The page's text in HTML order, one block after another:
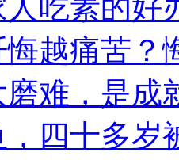
吃素的好
越痛苦？
难，是成
四十多岁